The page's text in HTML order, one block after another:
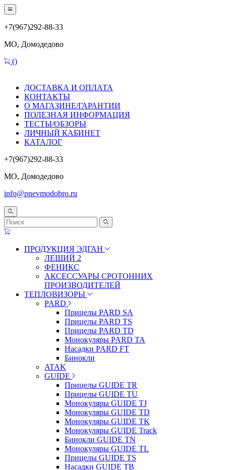
+7(967)292-88-33
МО, Домодедово
()
ДОСТАВКА И ОПЛАТА
КОНТАКТЫ
О МАГАЗИНЕ/ГАРАНТИИ
ПОЛЕЗНАЯ ИНФОРМАЦИЯ
ТЕСТЫ/ОБЗОРЫ
ЛИЧНЫЙ КАБИНЕТ
КАТАЛОГ
+7(967)292-88-33
МО, Домодедово
info@pnevmodobro.ru
ПРОДУКЦИЯ ЭДГАН
ЛЕШИЙ 2
ФЕНИКС
АКСЕССУАРЫ СРОТОННИХ
ПРОИЗВОДИТЕЛЕЙ
ТЕПЛОВИЗОРЫ
PARD
Прицелы PARD SA
Прицелы PARD TS
Прицелы PARD TD
Монокуляры PARD TA
Насадки PARD FT
Бинокли
ATAK
GUIDE
Прицелы GUIDE TR
Прицелы GUIDE TU
Монокуляры GUIDE TJ
Монокуляры GUIDE TD
Монокуляры GUIDE TK
Монокуляры GUIDE Track
Бинокли GUIDE TN
Монокуляры GUIDE TL
Прицелы GUIDE TS
Насадки GUIDE TB